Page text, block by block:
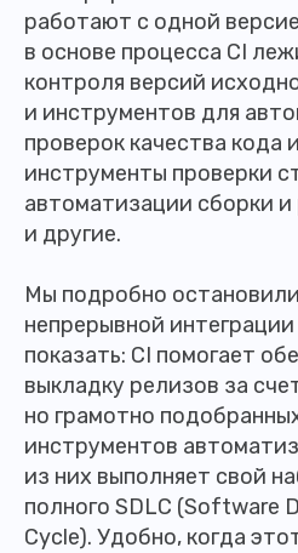
работают с одной
в основе процесса CI
контроля версий
и инструментов для
проверок качества кода
инструменты проверки
автоматизации сборки и
и другие.
Мы подробно
непрерывной
показать: CI помогает
выкладку релизов за
но грамотно
инструментов
из них выполняет свой
полного SDLC (Software
Cycle). Удобно, когда